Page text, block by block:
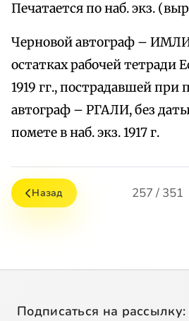
Печатается по наб. экз.
Черновой автограф –
остатках рабочей тетради
1919 гг., пострадавшей при
автограф – РГАЛИ, без
помете в наб. экз. 1917 г.
Назад 257 / 351
Подписаться на рассылку: